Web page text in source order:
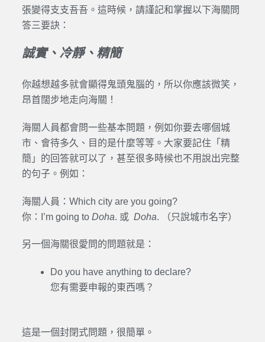
張變得支支吾吾。這時候，請謹記和掌握以下海關問
答三要訣：
誠實、冷靜、精簡
你越想越多就會顯得鬼頭鬼腦的，所以你應該微笑，
昂首闊步地走向海關！
海關人員都會問一些基本問題，例如你要去哪個城
市、會待多久、目的是什麼等等。大家要記住「精
簡」的回答就可以了，甚至很多時候也不用說出完整
的句子。例如：
海關人員：Which city are you going?
你：I’m going to Doha. 或 Doha. （只說城市名字）
另一個海關很愛問的問題就是：
Do you have anything to declare?
您有需要申報的東西嗎？
這是一個封閉式問題，很簡單。